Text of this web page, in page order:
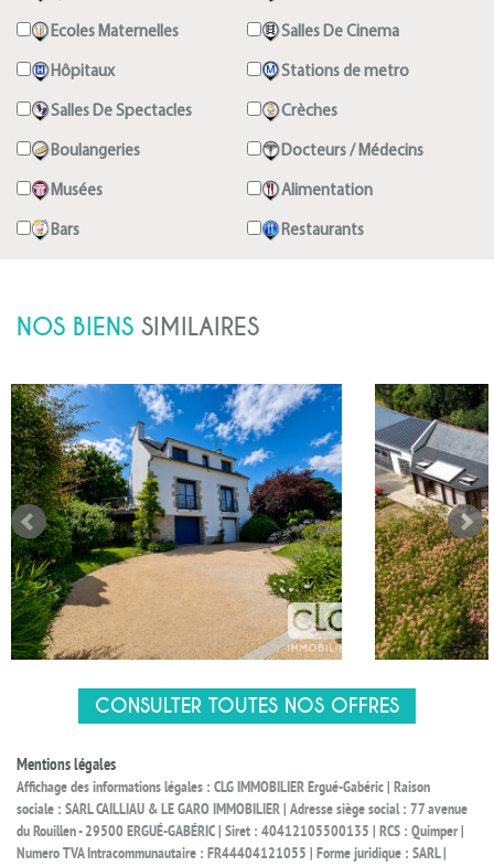
Ecoles Maternelles Salles De Cinema
Hôpitaux Stations de metro
Salles De Spectacles Crèches
Boulangeries Docteurs / Médecins
Musées Alimentation
Bars Restaurants
NOS BIENS SIMILAIRES
CONSULTER TOUTES NOS OFFRES
Mentions légales
Affichage des informations légales : CLG IMMOBILIER Ergué-Gabéric | Raison
sociale : SARL CAILLIAU & LE GARO IMMOBILIER | Adresse siège social : 77 avenue
du Rouillen - 29500 ERGUÉ-GABÉRIC | Siret : 40412105500135 | RCS : Quimper |
Numero TVA Intracommunautaire : FR44404121055 | Forme juridique : SARL |